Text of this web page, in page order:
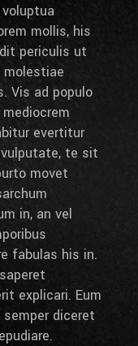
mollis, his
periculis ut
Vis ad populo
evertitur
te sit
movet
in, an vel
fabulas his in.
explicari. Eum
diceret